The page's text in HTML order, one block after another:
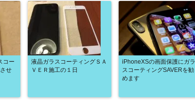
コー
せ
液晶ガラスコーティングＳＡ
ＶＥＲ施工の１日
iPhoneXSの画面保護にガラ
スコーティングSAVERを勧
めます